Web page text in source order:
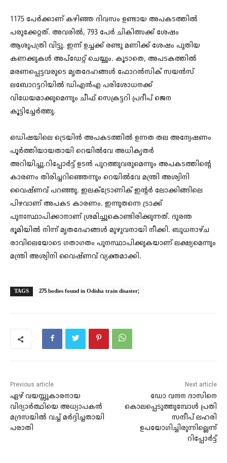
1175 പേർക്കാണ് കഴിഞ്ഞ ദിവസം ഉണ്ടായ അപകടത്തിൽ
പരുക്കേറ്റത്. അവരിൽ, 793 പേർ ചികിത്സക്ക് ശേഷം
ആശുപത്രി വിട്ടു. ഇന്ന് ഉച്ചക്ക് രണ്ടു മണിക്ക് ശേഷം പുതിയ
കണക്കുകൾ അപ്ഡേറ്റ് ചെയ്യും. കൂടാതെ, അപടകത്തിൽ
മരണപ്പെട്ടവരുടെ മൃതദേഹങ്ങൾ ഫോറൻസിക് സയൻസ്
ലബോറട്ടറിയിൽ ഡിഎൻഎ പരിശോധനക്ക്
വിധേയമാക്കുമെന്നും ചീഫ് സെക്രട്ടറി പ്രദീപ് ജെന
കൂട്ടിച്ചേർത്തു.
ഒഡിഷയിലെ ട്രെയിൻ അപകടത്തിൽ ഉന്നത തല അന്വേഷണം
പൂർത്തിയായതായി റെയിൽവേ അധികൃതർ
അറിയിച്ചു.റിപ്പോർട്ട് ഉടൻ പുറത്തുവരുമെന്നും അപകടത്തിന്റെ
കാരണം തിരിച്ചറിഞ്ഞെന്നും റെയിൽവേ മന്ത്രി അശ്വിനി
വൈഷ്ണവ് പറഞ്ഞു. ഇലക്ട്രോണിക് ഇന്റർ ലോക്കിങ്ങിലെ
പിഴവാണ് അപകട കാരണം. ഇന്നുതന്നെ ട്രാക്ക്
പുനഃസ്ഥാപിക്കാനാണ് ശ്രമിച്ചുകൊണ്ടിരിക്കുന്നത്. ദുരന്ത
ഭൂമിയിൽ നിന്ന് മൃതദേഹങ്ങൾ മുഴുവനായി നീക്കി. ബുധനാഴ്ച
രാവിലെയോടെ ഗതാഗതം പുനസ്ഥാപിക്കുകയാണ് ലക്ഷ്യമെന്നും
മന്ത്രി അശ്വിനി വൈഷ്ണവ് വ്യക്തമാക്കി.
TAGS 275 bodies found in Odisha train disaster;
Previous article
ഏഴ് വയസ്സുകാരനായ
വിദ്യാർത്ഥിയെ അധ്യാപകൻ
മദ്രസയിൽ വച്ച് മർദ്ദിച്ചതായി
പരാതി
Next article
ഡോ വന്ദന ദാസിനെ
കൊലപ്പെടുത്തുമ്പോൾ പ്രതി
സന്ദീപ് ലഹരി
ഉപയോഗിച്ചിരുന്നില്ലെന്ന്
റിപ്പോർട്ട്